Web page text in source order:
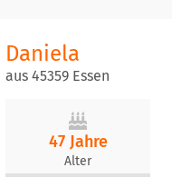
Daniela
aus 45359 Essen
47 Jahre
Alter